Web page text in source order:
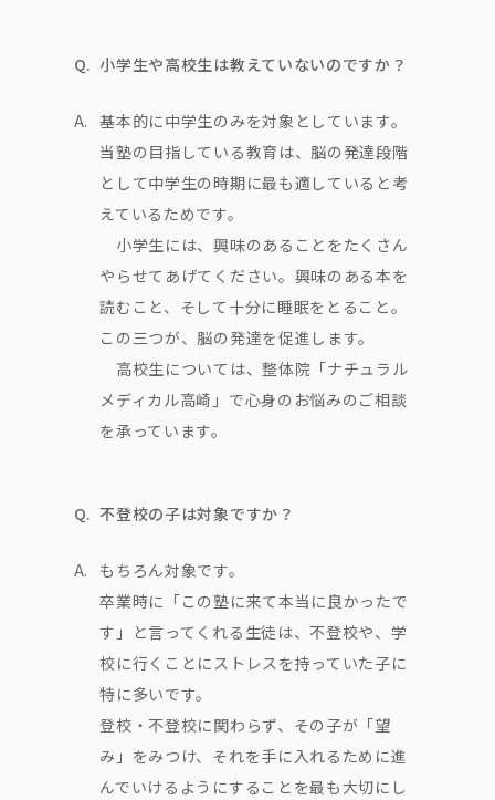
Q. 小学生や高校生は教えていないのですか？
A.
基本的に中学生のみを対象としています。
当塾の目指している教育は、脳の発達段階
として中学生の時期に最も適していると考
えているためです。
小学生には、興味のあることをたくさん
やらせてあげてください。興味のある本を
読むこと、そして十分に睡眠をとること。
この三つが、脳の発達を促進します。
高校生については、整体院「ナチュラル
メディカル高崎」で心身のお悩みのご相談
を承っています。
Q. 不登校の子は対象ですか？
A.
もちろん対象です。
卒業時に「この塾に来て本当に良かったで
す」と言ってくれる生徒は、不登校や、学
校に行くことにストレスを持っていた子に
特に多いです。
登校・不登校に関わらず、その子が「望
み」をみつけ、それを手に入れるために進
んでいけるようにすることを最も大切にし